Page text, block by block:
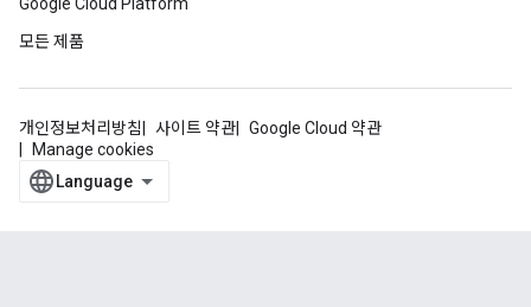
모든 제품
개인정보처리방침 사이트 약관
Google Cloud 약관
Manage cookies